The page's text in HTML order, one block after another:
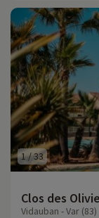
1/33
Clos des
Vidauban - Var (83)